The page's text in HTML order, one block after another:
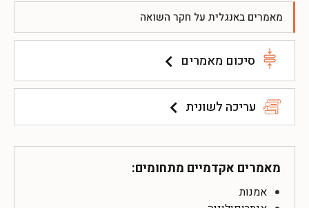
מאמרים באנגלית על חקר השואה
סיכום מאמרים
עריכה לשונית
מאמרים אקדמיים מתחומים:
אמנות